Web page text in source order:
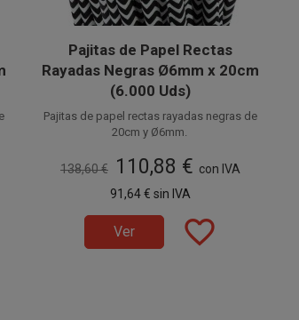
Pajitas de Papel Rectas
Rayadas Negras Ø6mm x 20cm
(6.000 Uds)
Pajitas de papel rectas rayadas negras de
20cm y Ø6mm.
cañitas de papel también son conocidas
Biodegradables.
Disponible a la venta en cajas de 6.000
unidades, distribuidas en 60 paquetes de
100 unidades.
138,60 € 110,88 € con IVA
91,64 € sin IVA
Ver favorite_border